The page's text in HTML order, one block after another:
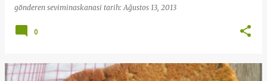
gönderen seviminaskanasi tarih:Ağustos 13, 2013
0